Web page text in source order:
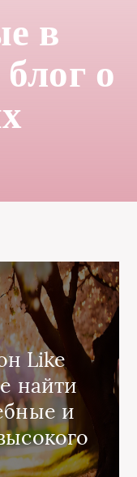
в
о
Like
найти
и